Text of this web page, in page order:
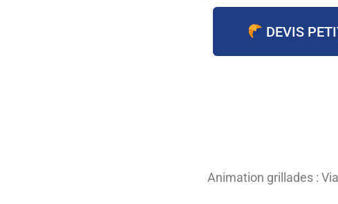
DEVIS
Animation grillades :